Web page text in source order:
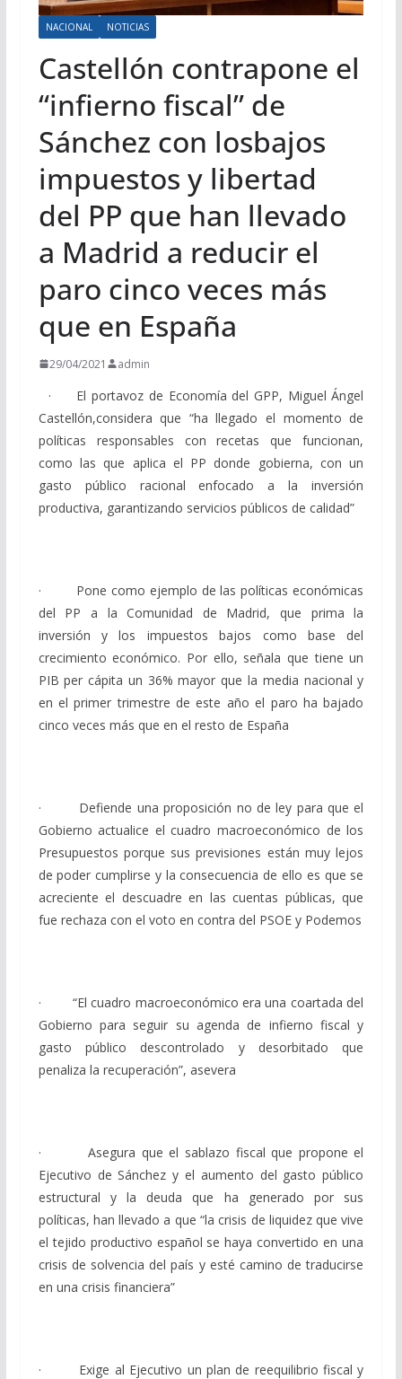
NACIONAL NOTICIAS
Castellón contrapone el
“infierno fiscal” de
Sánchez con losbajos
impuestos y libertad
del PP que han llevado
a Madrid a reducir el
paro cinco veces más
que en España
29/04/2021 admin
· El portavoz de Economía del GPP, Miguel Ángel
Castellón,considera que “ha llegado el momento de
políticas responsables con recetas que funcionan,
como las que aplica el PP donde gobierna, con un
gasto público racional enfocado a la inversión
productiva, garantizando servicios públicos de calidad”
· Pone como ejemplo de las políticas económicas
del PP a la Comunidad de Madrid, que prima la
inversión y los impuestos bajos como base del
crecimiento económico. Por ello, señala que tiene un
PIB per cápita un 36% mayor que la media nacional y
en el primer trimestre de este año el paro ha bajado
cinco veces más que en el resto de España
· Defiende una proposición no de ley para que el
Gobierno actualice el cuadro macroeconómico de los
Presupuestos porque sus previsiones están muy lejos
de poder cumplirse y la consecuencia de ello es que se
acreciente el descuadre en las cuentas públicas, que
fue rechaza con el voto en contra del PSOE y Podemos
· “El cuadro macroeconómico era una coartada del
Gobierno para seguir su agenda de infierno fiscal y
gasto público descontrolado y desorbitado que
penaliza la recuperación”, asevera
· Asegura que el sablazo fiscal que propone el
Ejecutivo de Sánchez y el aumento del gasto público
estructural y la deuda que ha generado por sus
políticas, han llevado a que “la crisis de liquidez que vive
el tejido productivo español se haya convertido en una
crisis de solvencia del país y esté camino de traducirse
en una crisis financiera”
· Exige al Ejecutivo un plan de reequilibrio fiscal y